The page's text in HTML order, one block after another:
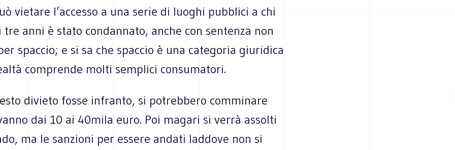
vietare l’accesso a una serie di luoghi pubblici a chi
anni è stato condannato, anche con sentenza non
spaccio; e si sa che spaccio è una categoria giuridica
comprende molti semplici consumatori.
divieto fosse infranto, si potrebbero comminare
dai 10 ai 40mila euro. Poi magari si verrà assolti
ma le sanzioni per essere andati laddove non si